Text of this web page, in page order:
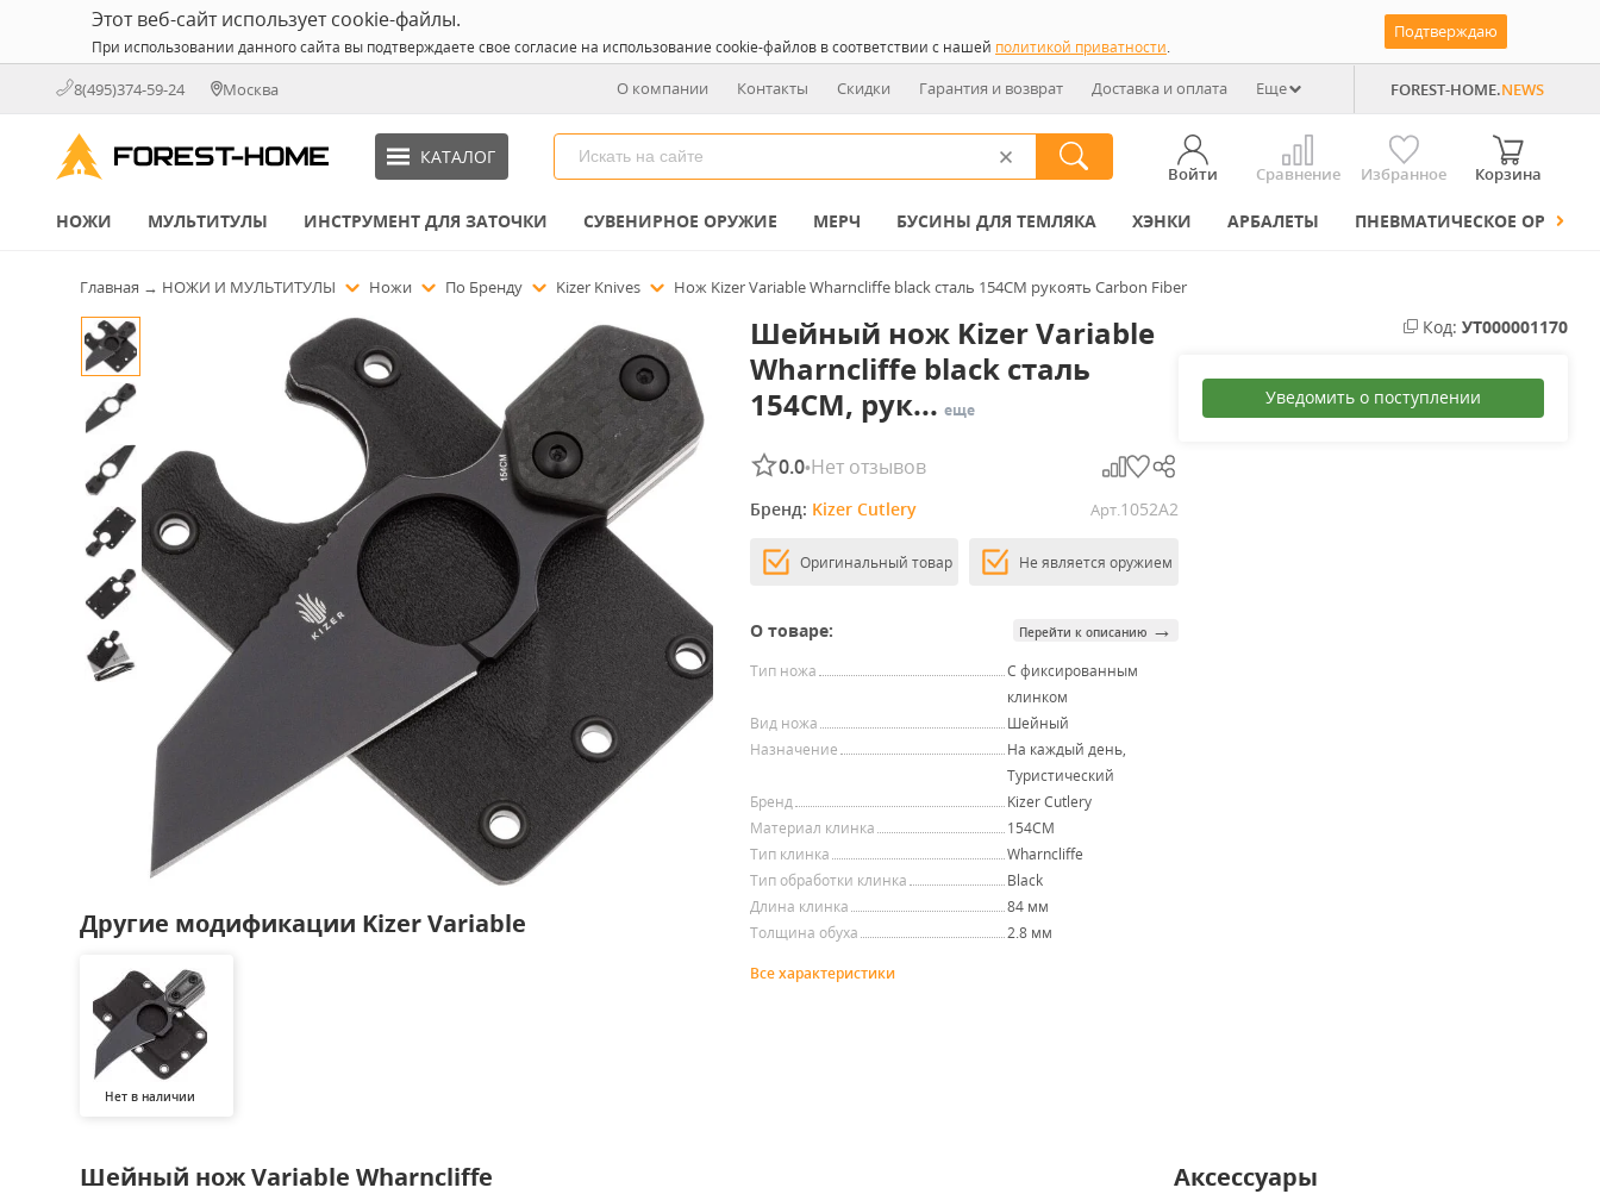
Этот веб-сайт использует cookie-файлы.
При использовании данного сайта вы подтверждаете свое согласие на использование cookie-файлов в соответствии с нашей политикой приватности.
Подтверждаю
8(495)374-59-24 Москва О компании Контакты Скидки Гарантия и возврат Доставка и оплата Еще FOREST-HOME.NEWS
КАТАЛОГ
Войти Сравнение Избранное Корзина
НОЖИ МУЛЬТИТУЛЫ ИНСТРУМЕНТ ДЛЯ ЗАТОЧКИ СУВЕНИРНОЕ ОРУЖИЕ МЕРЧ БУСИНЫ ДЛЯ ТЕМЛЯКА ХЭНКИ АРБАЛЕТЫ ПНЕВМАТИЧЕСКОЕ ОРУЖИЕ
Главная → НОЖИ И МУЛЬТИТУЛЫ Ножи По Бренду Kizer Knives Нож Kizer Variable Wharncliffe black сталь 154CM рукоять Carbon Fiber
Другие модификации Kizer Variable
Нет в наличии
Шейный нож Kizer Variable
Wharncliffe black сталь
154CM, рук... еще
0.0•Нет отзывов
Бренд: Kizer Cutlery Арт.1052A2
Оригинальный товар Не является оружием
О товаре: Перейти к описанию →
Тип ножа
С фиксированным
клинком
Вид ножа
Шейный
Назначение
На каждый день,
Туристический
Бренд
Kizer Cutlery
Материал клинка
154CM
Тип клинка
Wharncliffe
Тип обработки клинка
Black
Длина клинка
84 мм
Толщина обуха
2.8 мм
Все характеристики
Код: УТ000001170
Уведомить о поступлении
Шейный нож Variable Wharncliffe Аксессуары